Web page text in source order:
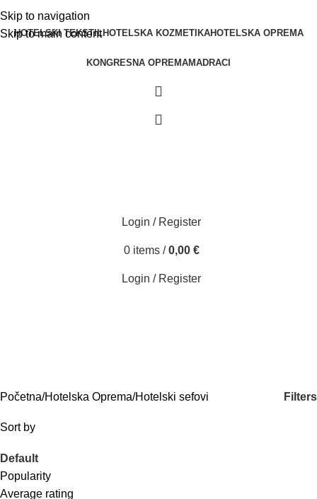
Skip to navigation
Skip to main content
HOTELSKI TEKSTILHOTELSKA KOZMETIKAHOTELSKA OPREMA
KONGRESNA OPREMAMADRACI
Login / Register
0 items / 0,00 €
Login / Register
Početna Hotelska Oprema Hotelski sefovi Filters
Sort by
Default
Popularity
Average rating